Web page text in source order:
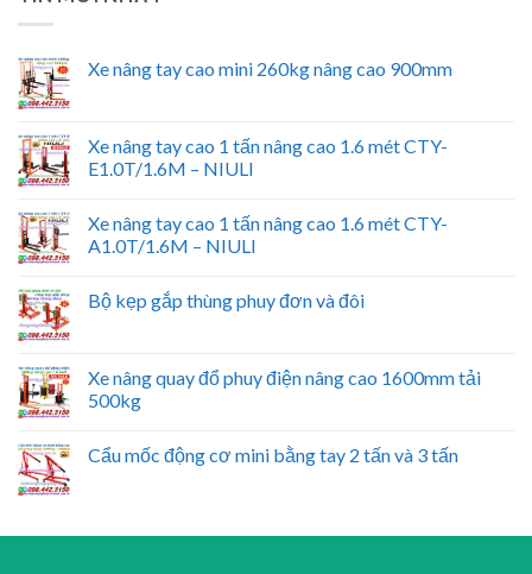
Xe nâng tay cao mini 260kg nâng cao 900mm
Xe nâng tay cao 1 tấn nâng cao 1.6 mét CTY-
E1.0T/1.6M – NIULI
Xe nâng tay cao 1 tấn nâng cao 1.6 mét CTY-
A1.0T/1.6M – NIULI
Bộ kẹp gắp thùng phuy đơn và đôi
Xe nâng quay đổ phuy điện nâng cao 1600mm tải
500kg
Cẩu mốc động cơ mini bằng tay 2 tấn và 3 tấn